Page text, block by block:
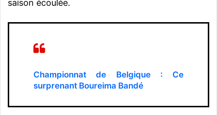
saison écoulée.
Championnat de Belgique : Ce
surprenant Boureima Bandé